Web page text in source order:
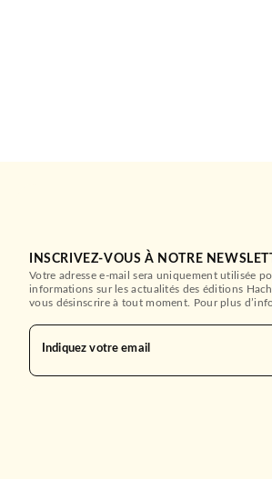
INSCRIVEZ-VOUS À NOTRE
Votre adresse e-mail sera uniquement utilisée
informations sur les actualités des éditions
vous désinscrire à tout moment. Pour plus
Indiquez votre email